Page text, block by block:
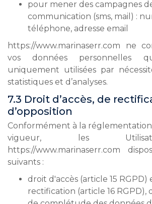
pour mener des campagnes
communication (sms, mail) :
téléphone, adresse email
https://www.marinaserr.com ne
vos données personnelles
uniquement utilisées par
statistiques et d’analyses.
7.3 Droit d’accès, de
d’opposition
Conformément à la
vigueur, les
https://www.marinaserr.com
suivants :
droit d'accès (article 15 RGPD)
rectification (article 16 RGPD),